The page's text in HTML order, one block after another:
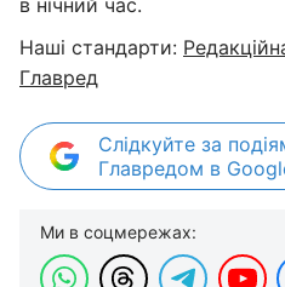
в нічний час.
Наші стандарти:
Главред
Слідкуйте за
Главредом в
Ми в соцмережах: